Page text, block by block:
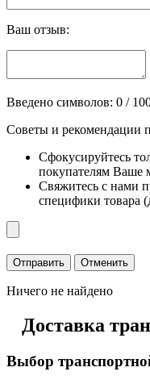
Ваш отзыв:
Введено символов: 0 /
Советы и рекомендации
Сфокусируйтесь
покупателям Ваше
Свяжитесь с нами
специфики товара
Ничего не найдено
Доставка
Выбор